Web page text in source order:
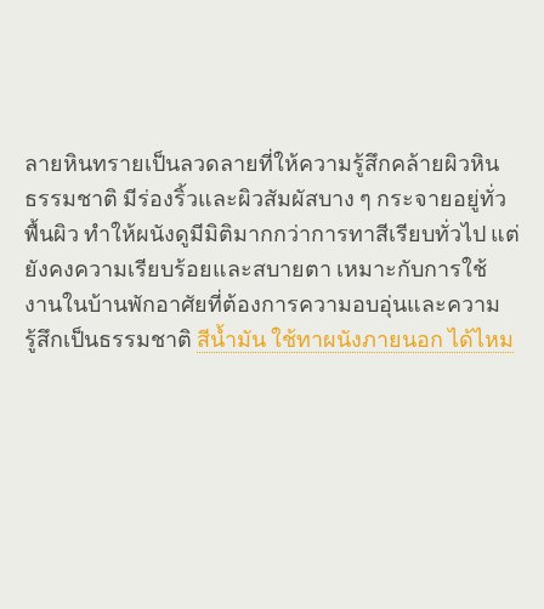
ลายหินทรายเป็นลวดลายที่ให้ความรู้สึกคล้ายผิวหิน
ธรรมชาติ มีร่องริ้วและผิวสัมผัสบาง ๆ กระจายอยู่ทั่ว
พื้นผิว ทำให้ผนังดูมีมิติมากกว่าการทาสีเรียบทั่วไป แต่
ยังคงความเรียบร้อยและสบายตา เหมาะกับการใช้
งานในบ้านพักอาศัยที่ต้องการความอบอุ่นและความ
รู้สึกเป็นธรรมชาติ สีน้ำมัน ใช้ทาผนังภายนอก ได้ไหม